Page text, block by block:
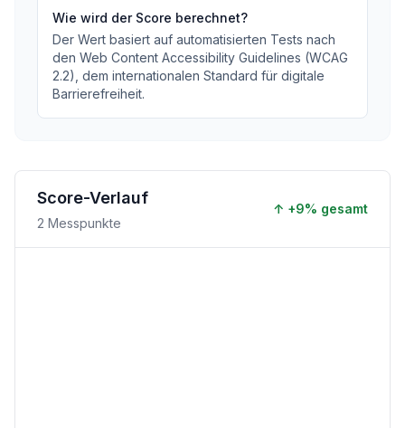
Wie wird der Score berechnet?
Der Wert basiert auf automatisierten Tests nach
den Web Content Accessibility Guidelines (WCAG
2.2), dem internationalen Standard für digitale
Barrierefreiheit.
Score-Verlauf
2 Messpunkte
↑ +9% gesamt